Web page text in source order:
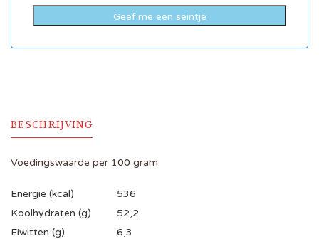
BESCHRIJVING
Voedingswaarde per 100 gram:
Energie (kcal)
536
Koolhydraten (g)
52,2
Eiwitten (g)
6,3